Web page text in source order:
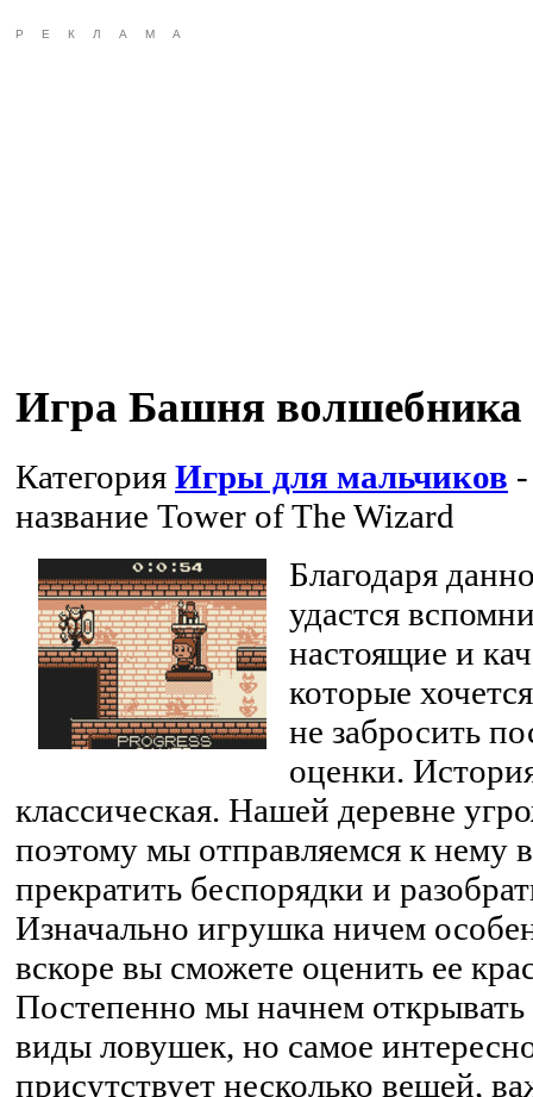
РЕКЛАМА
Игра Башня волшебника
Категория Игры для мальчиков
название Tower of The Wizard
Благодаря
удастся
настоящие и
которые
не забросить
оценки.
классическая. Нашей деревне
поэтому мы отправляемся к нему
прекратить беспорядки и
Изначально игрушка ничем
вскоре вы сможете оценить ее
Постепенно мы начнем
виды ловушек, но самое
присутствует несколько вещей,